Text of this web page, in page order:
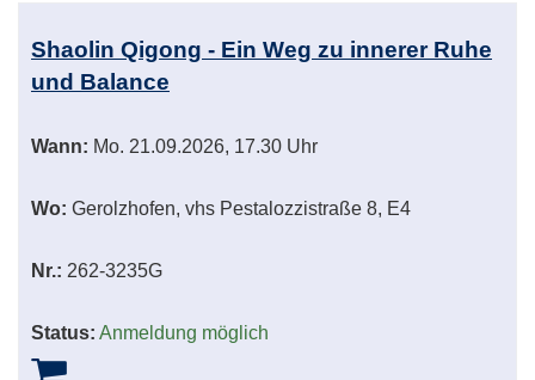
Shaolin Qigong - Ein Weg zu innerer Ruhe
und Balance
Wann: Mo. 21.09.2026, 17.30 Uhr
Wo: Gerolzhofen, vhs Pestalozzistraße 8, E4
Nr.: 262-3235G
Status: Anmeldung möglich